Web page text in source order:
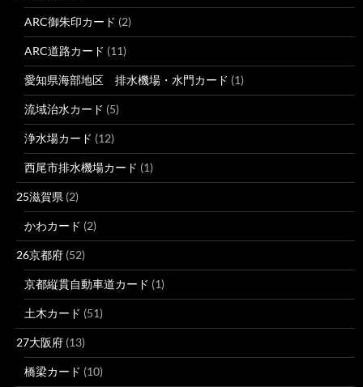
ARC御朱印カード (2)
ARC道路カード (11)
愛知県海部地区 排水機場・水門カード (1)
流域治水カード (5)
浄水場カード (12)
西尾市排水機場カード (1)
25滋賀県 (2)
かわカード (2)
26京都府 (52)
京都縦貫自動車道カード (1)
土木カード (51)
27大阪府 (13)
橋梁カード (10)